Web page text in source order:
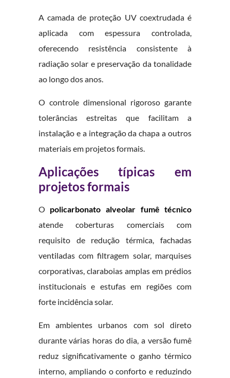
A camada de proteção UV coextrudada é
aplicada com espessura controlada,
oferecendo resistência consistente à
radiação solar e preservação da tonalidade
ao longo dos anos.
O controle dimensional rigoroso garante
tolerâncias estreitas que facilitam a
instalação e a integração da chapa a outros
materiais em projetos formais.
Aplicações típicas em
projetos formais
O policarbonato alveolar fumê técnico
atende coberturas comerciais com
requisito de redução térmica, fachadas
ventiladas com filtragem solar, marquises
corporativas, claraboias amplas em prédios
institucionais e estufas em regiões com
forte incidência solar.
Em ambientes urbanos com sol direto
durante várias horas do dia, a versão fumê
reduz significativamente o ganho térmico
interno, ampliando o conforto e reduzindo